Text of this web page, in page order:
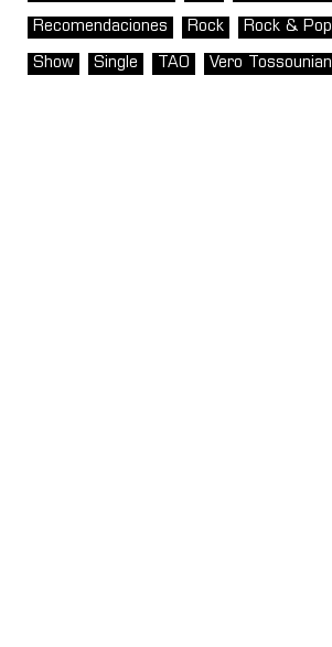
Recomendaciones Rock Rock & Pop
Show Single TAO Vero Tossounian